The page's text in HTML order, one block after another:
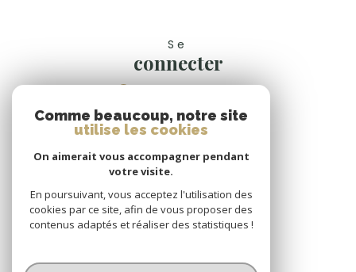
Se
connecter
Nous
Nous
adhérons
Comme beaucoup, notre site
utilise les cookies
On aimerait vous accompagner pendant
votre visite.
En poursuivant, vous acceptez l'utilisation des
cookies par ce site, afin de vous proposer des
contenus adaptés et réaliser des statistiques !